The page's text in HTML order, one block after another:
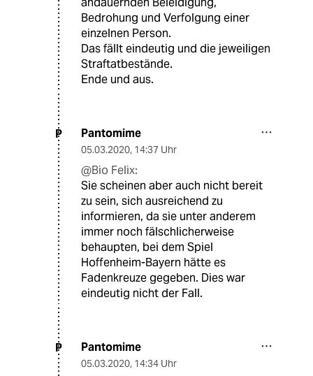
Bedrohung und Verfolgung einer
einzelnen Person.
Das fällt eindeutig und die jeweiligen
Straftatbestände.
Ende und aus.
P Pantomime
05.03.2020, 14:37 Uhr
@Bio Felix:
Sie scheinen aber auch nicht bereit
zu sein, sich ausreichend zu
informieren, da sie unter anderem
immer noch fälschlicherweise
behaupten, bei dem Spiel
Hoffenheim-Bayern hätte es
Fadenkreuze gegeben. Dies war
eindeutig nicht der Fall.
P Pantomime
05.03.2020, 14:34 Uhr